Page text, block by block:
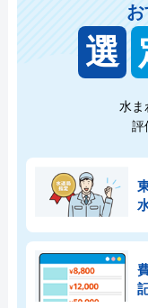
選
水ま
評